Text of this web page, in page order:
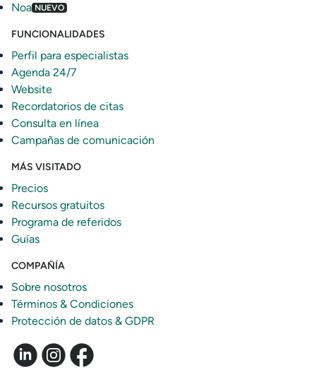
Noa NUEVO
FUNCIONALIDADES
Perfil para especialistas
Agenda 24/7
Website
Recordatorios de citas
Consulta en línea
Campañas de comunicación
MÁS VISITADO
Precios
Recursos gratuitos
Programa de referidos
Guías
COMPAÑÍA
Sobre nosotros
Términos & Condiciones
Protección de datos & GDPR